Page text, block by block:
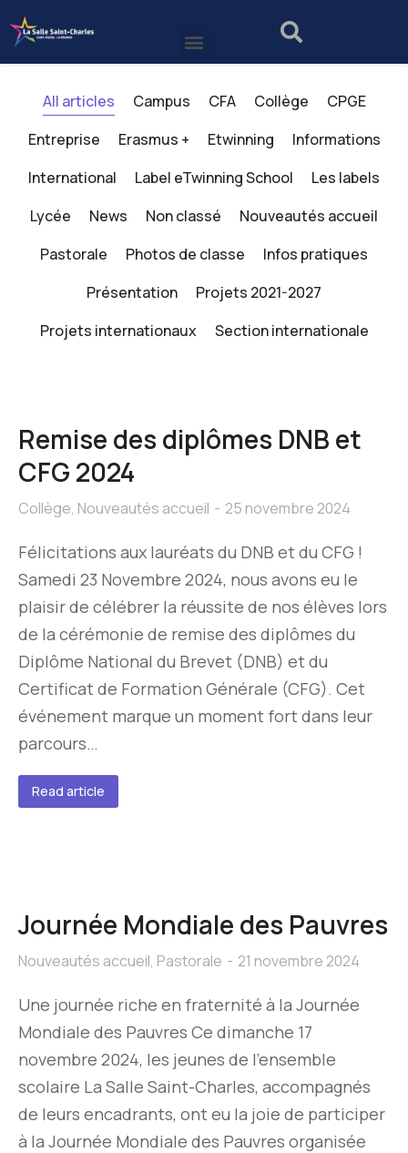
All articles Campus CFA Collège
CPGE
Entreprise
Erasmus + Etwinning
Informations
International
Label eTwinning School
Les labels
Lycée
News Non classé
Nouveautés accueil
Pastorale
Photos de classe
Infos pratiques
Présentation
Projets 2021-2027
Projets internationaux
Section internationale
Remise des diplômes DNB et
CFG 2024
Collège, Nouveautés accueil 25 novembre 2024
Félicitations aux lauréats du DNB et du CFG !
Samedi 23 Novembre 2024, nous avons eu le
plaisir de célébrer la réussite de nos élèves lors
de la cérémonie de remise des diplômes du
Diplôme National du Brevet (DNB) et du
Certificat de Formation Générale (CFG). Cet
événement marque un moment fort dans leur
parcours…
Read article
Journée Mondiale des Pauvres
Nouveautés accueil, Pastorale 21 novembre 2024
Une journée riche en fraternité à la Journée
Mondiale des Pauvres Ce dimanche 17
novembre 2024, les jeunes de l’ensemble
scolaire La Salle Saint-Charles, accompagnés
de leurs encadrants, ont eu la joie de participer
à la Journée Mondiale des Pauvres organisée